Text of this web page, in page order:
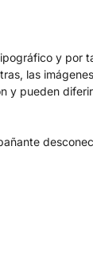
y por
las
y pueden